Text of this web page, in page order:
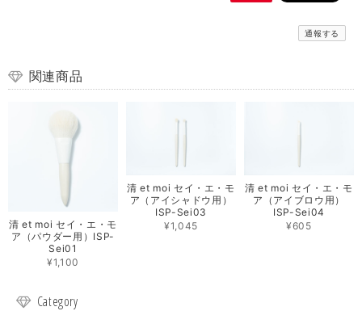
通報する
関連商品
清 et moi セイ・エ・モ
ア（パウダー用）ISP-
Sei01
¥1,100
清 et moi セイ・エ・モ
ア（アイシャドウ用）
ISP-Sei03
¥1,045
清 et moi セイ・エ・モ
ア（アイブロウ用）
ISP-Sei04
¥605
Category